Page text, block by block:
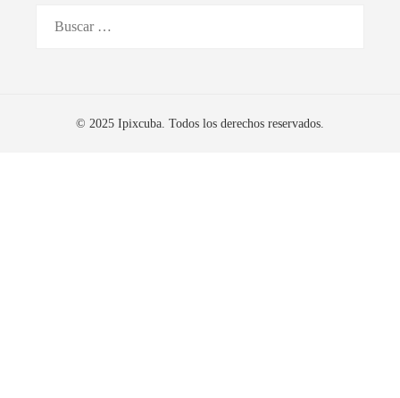
© 2025 Ipixcuba. Todos los derechos reservados.